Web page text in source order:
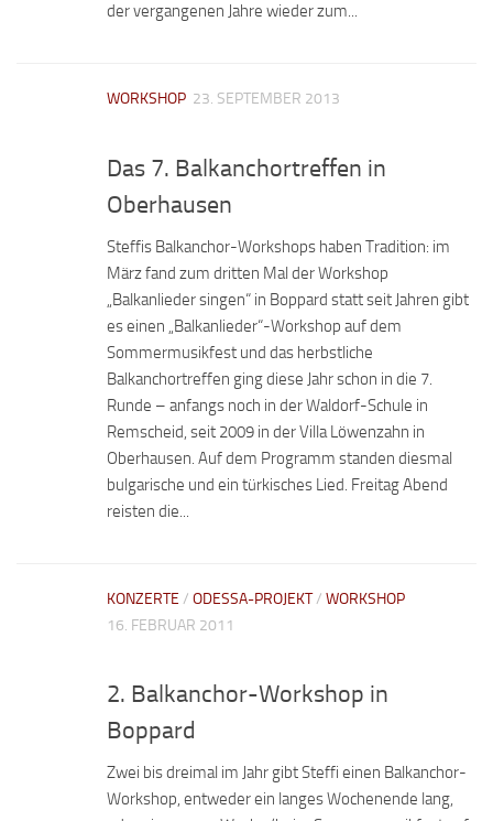
der vergangenen Jahre wieder zum...
WORKSHOP 23. SEPTEMBER 2013
Das 7. Balkanchortreffen in
Oberhausen
Steffis Balkanchor-Workshops haben Tradition: im
März fand zum dritten Mal der Workshop
„Balkanlieder singen“ in Boppard statt seit Jahren gibt
es einen „Balkanlieder“-Workshop auf dem
Sommermusikfest und das herbstliche
Balkanchortreffen ging diese Jahr schon in die 7.
Runde – anfangs noch in der Waldorf-Schule in
Remscheid, seit 2009 in der Villa Löwenzahn in
Oberhausen. Auf dem Programm standen diesmal
bulgarische und ein türkisches Lied. Freitag Abend
reisten die...
KONZERTE / ODESSA-PROJEKT/ WORKSHOP
16. FEBRUAR 2011
2. Balkanchor-Workshop in
Boppard
Zwei bis dreimal im Jahr gibt Steffi einen Balkanchor-
Workshop, entweder ein langes Wochenende lang,